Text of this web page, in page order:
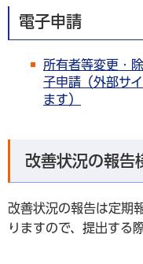
電子申請
所有者等変更・
子申請（外部サ
ます）
改善状況の報告
改善状況の報告は定期
りますので、提出する